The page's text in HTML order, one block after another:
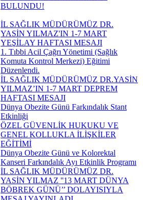
BULUNDU!
İL SAĞLIK MÜDÜRÜMÜZ DR.
YASİN YILMAZ'IN 1-7 MART
YEŞİLAY HAFTASI MESAJI
1. Tıbbi Acil Çağrı Yönetimi (Sağlık
Komuta Kontrol Merkezi) Eğitimi
Düzenlendi.
İL SAĞLIK MÜDÜRÜMÜZ DR.YASİN
YILMAZ’IN 1-7 MART DEPREM
HAFTASI MESAJI
Dünya Obezite Günü Farkındalık Stant
Etkinliği
ÖZEL GÜVENLİK HUKUKU VE
GENEL KOLLUKLA İLİŞKİLER
EĞİTİMİ
Dünya Obezite Günü ve Kolorektal
Kanseri Farkındalık Ayı Etkinlik Programı
İL SAĞLIK MÜDÜRÜMÜZ DR.
YASİN YILMAZ ''13 MART DÜNYA
BÖBREK GÜNÜ’’ DOLAYISIYLA